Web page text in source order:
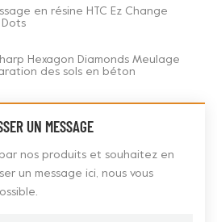
en résine HTC Ez Change
Hexagon Diamonds Meulage
des sols en béton
UN MESSAGE
nos produits et souhaitez en
un message ici, nous vous